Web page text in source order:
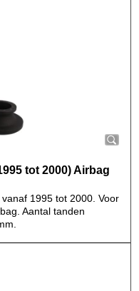
tot 2000) Airbag
1995 tot 2000. Voor
Aantal tanden